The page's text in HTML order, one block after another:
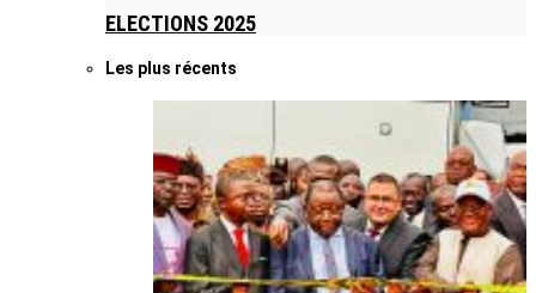
ELECTIONS 2025
Les plus récents